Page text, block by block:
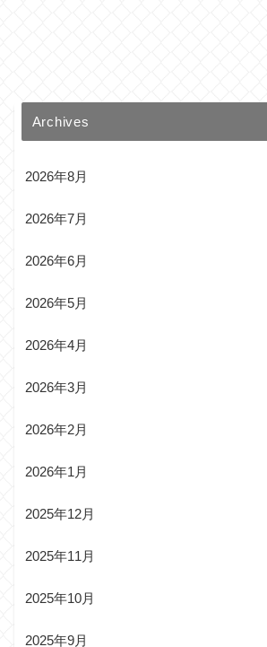
Archives
2026年8月
2026年7月
2026年6月
2026年5月
2026年4月
2026年3月
2026年2月
2026年1月
2025年12月
2025年11月
2025年10月
2025年9月